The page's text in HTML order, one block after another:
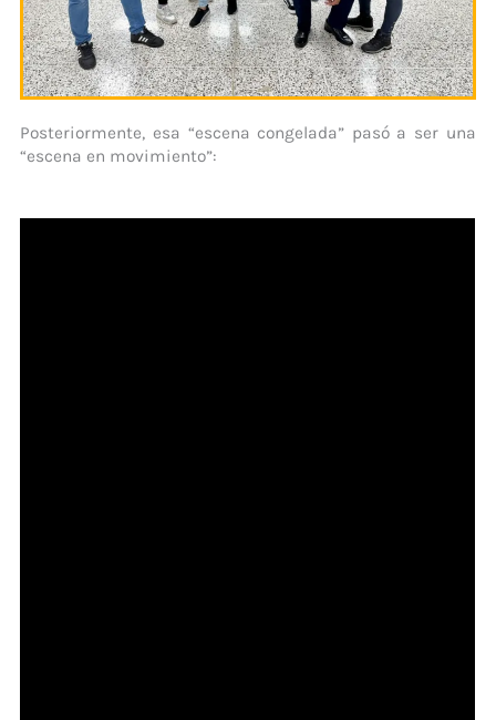
Posteriormente, esa “escena congelada” pasó a ser una
“escena en movimiento”: